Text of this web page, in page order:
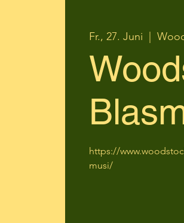
Fr., 27. Juni
https://
musi/